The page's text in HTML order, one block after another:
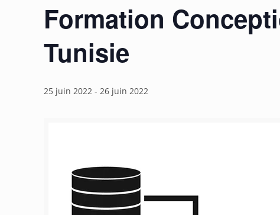
Formation
Tunisie
25 juin 2022 -26 juin 2022